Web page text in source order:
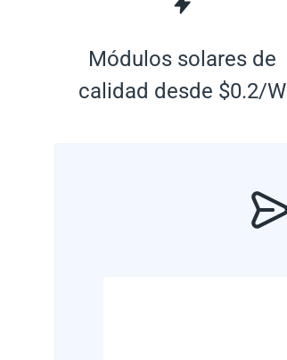
Módulos solares de
calidad desde $0.2/W